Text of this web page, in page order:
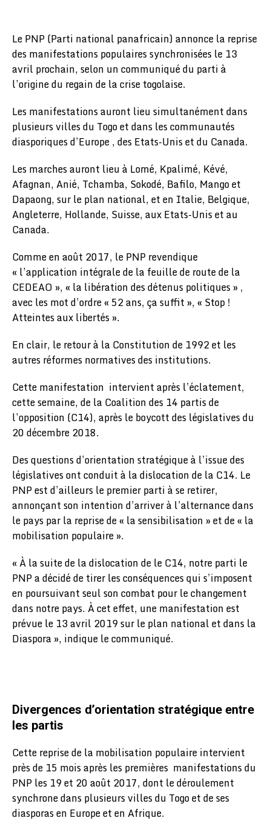
Le PNP (Parti national panafricain) annonce la reprise
des manifestations populaires synchronisées le 13
avril prochain, selon un communiqué du parti à
l’origine du regain de la crise togolaise.
Les manifestations auront lieu simultanément dans
plusieurs villes du Togo et dans les communautés
diasporiques d’Europe , des Etats-Unis et du Canada.
Les marches auront lieu à Lomé, Kpalimé, Kévé,
Afagnan, Anié, Tchamba, Sokodé, Bafilo, Mango et
Dapaong, sur le plan national, et en Italie, Belgique,
Angleterre, Hollande, Suisse, aux Etats-Unis et au
Canada.
Comme en août 2017, le PNP revendique
« l’application intégrale de la feuille de route de la
CEDEAO », « la libération des détenus politiques » ,
avec les mot d’ordre « 52 ans, ça suffit », « Stop !
Atteintes aux libertés ».
En clair, le retour à la Constitution de 1992 et les
autres réformes normatives des institutions.
Cette manifestation intervient après l’éclatement,
cette semaine, de la Coalition des 14 partis de
l’opposition (C14), après le boycott des législatives du
20 décembre 2018.
Des questions d’orientation stratégique à l’issue des
législatives ont conduit à la dislocation de la C14. Le
PNP est d’ailleurs le premier parti à se retirer,
annonçant son intention d’arriver à l’alternance dans
le pays par la reprise de « la sensibilisation » et de « la
mobilisation populaire ».
« À la suite de la dislocation de le C14, notre parti le
PNP a décidé de tirer les conséquences qui s’imposent
en poursuivant seul son combat pour le changement
dans notre pays. À cet effet, une manifestation est
prévue le 13 avril 2019 sur le plan national et dans la
Diaspora », indique le communiqué.
Divergences d’orientation stratégique entre
les partis
Cette reprise de la mobilisation populaire intervient
près de 15 mois après les premières manifestations du
PNP les 19 et 20 août 2017, dont le déroulement
synchrone dans plusieurs villes du Togo et de ses
diasporas en Europe et en Afrique.